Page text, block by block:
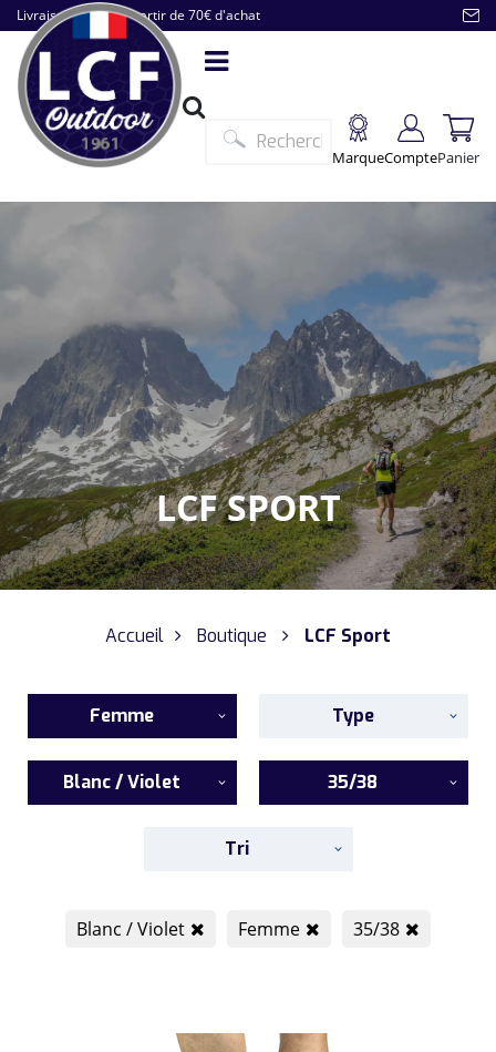
Livraison offerte à partir de 70€ d'achat
MarqueComptePanier
LCF SPORT
Accueil Boutique LCF Sport
Femme Type
Blanc / Violet 35/38
Tri
Blanc / Violet Femme 35/38